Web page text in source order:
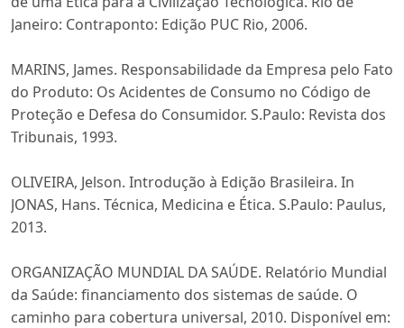
Janeiro: Contraponto: Edição PUC Rio, 2006.
MARINS, James. Responsabilidade da Empresa pelo Fato
do Produto: Os Acidentes de Consumo no Código de
Proteção e Defesa do Consumidor. S.Paulo: Revista dos
Tribunais, 1993.
OLIVEIRA, Jelson. Introdução à Edição Brasileira. In
JONAS, Hans. Técnica, Medicina e Ética. S.Paulo: Paulus,
2013.
ORGANIZAÇÃO MUNDIAL DA SAÚDE. Relatório Mundial
da Saúde: financiamento dos sistemas de saúde. O
caminho para cobertura universal, 2010. Disponível em: